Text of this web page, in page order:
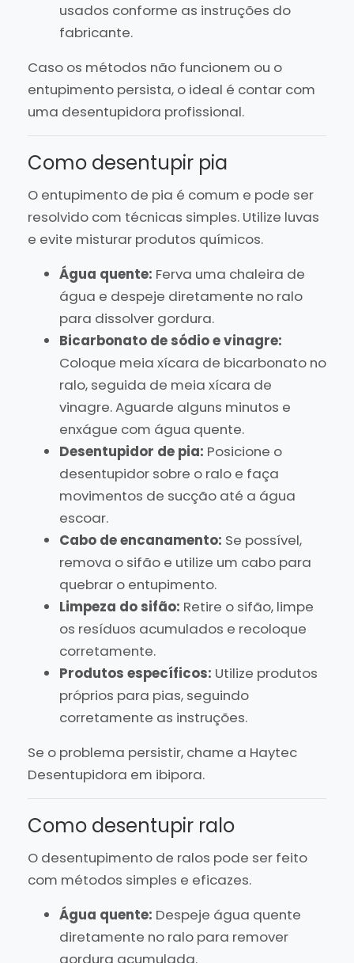
usados conforme as instruções do
fabricante.
Caso os métodos não funcionem ou o
entupimento persista, o ideal é contar com
uma desentupidora profissional.
Como desentupir pia
O entupimento de pia é comum e pode ser
resolvido com técnicas simples. Utilize luvas
e evite misturar produtos químicos.
Água quente: Ferva uma chaleira de
água e despeje diretamente no ralo
para dissolver gordura.
Bicarbonato de sódio e vinagre:
Coloque meia xícara de bicarbonato no
ralo, seguida de meia xícara de
vinagre. Aguarde alguns minutos e
enxágue com água quente.
Desentupidor de pia: Posicione o
desentupidor sobre o ralo e faça
movimentos de sucção até a água
escoar.
Cabo de encanamento: Se possível,
remova o sifão e utilize um cabo para
quebrar o entupimento.
Limpeza do sifão: Retire o sifão, limpe
os resíduos acumulados e recoloque
corretamente.
Produtos específicos: Utilize produtos
próprios para pias, seguindo
corretamente as instruções.
Se o problema persistir, chame a Haytec
Desentupidora em ibipora.
Como desentupir ralo
O desentupimento de ralos pode ser feito
com métodos simples e eficazes.
Água quente: Despeje água quente
diretamente no ralo para remover